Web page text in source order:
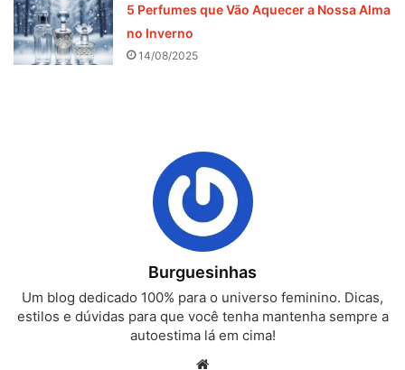
5 Perfumes que Vão Aquecer a Nossa Alma
no Inverno
14/08/2025
Burguesinhas
Um blog dedicado 100% para o universo feminino. Dicas,
estilos e dúvidas para que você tenha mantenha sempre a
autoestima lá em cima!